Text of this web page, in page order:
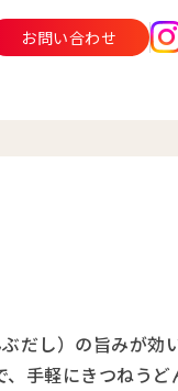
お問い合わせ
だし）の旨みが効
手軽にきつねう